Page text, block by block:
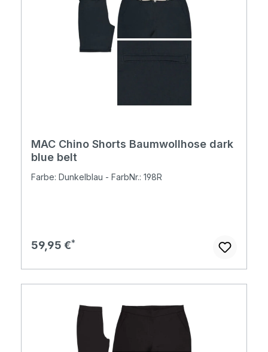
MAC Chino Shorts Baumwollhose dark
blue belt
Farbe: Dunkelblau - FarbNr.: 198R
Regulärer Preis:
59,95 €